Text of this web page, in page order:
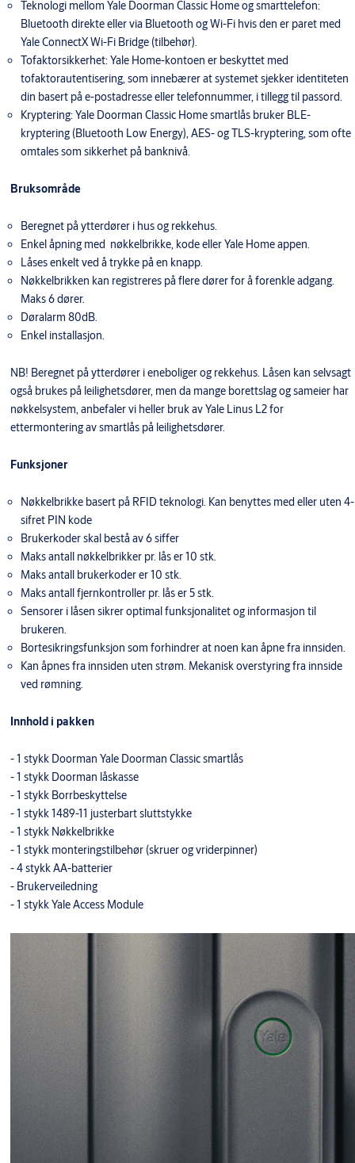
Teknologi mellom Yale Doorman Classic Home og smarttelefon:
Bluetooth direkte eller via Bluetooth og Wi-Fi hvis den er paret med
Yale ConnectX Wi-Fi Bridge (tilbehør).
Tofaktorsikkerhet: Yale Home-kontoen er beskyttet med
tofaktorautentisering, som innebærer at systemet sjekker identiteten
din basert på e-postadresse eller telefonnummer, i tillegg til passord.
Kryptering: Yale Doorman Classic Home smartlås bruker BLE-
kryptering (Bluetooth Low Energy), AES- og TLS-kryptering, som ofte
omtales som sikkerhet på banknivå.
Bruksområde
Beregnet på ytterdører i hus og rekkehus.
Enkel åpning med nøkkelbrikke, kode eller Yale Home appen.
Låses enkelt ved å trykke på en knapp.
Nøkkelbrikken kan registreres på flere dører for å forenkle adgang.
Maks 6 dører.
Døralarm 80dB.
Enkel installasjon.
NB! Beregnet på ytterdører i eneboliger og rekkehus. Låsen kan selvsagt
også brukes på leilighetsdører, men da mange borettslag og sameier har
nøkkelsystem, anbefaler vi heller bruk av Yale Linus L2 for
ettermontering av smartlås på leilighetsdører.
Funksjoner
Nøkkelbrikke basert på RFID teknologi. Kan benyttes med eller uten 4-
sifret PIN kode
Brukerkoder skal bestå av 6 siffer
Maks antall nøkkelbrikker pr. lås er 10 stk.
Maks antall brukerkoder er 10 stk.
Maks antall fjernkontroller pr. lås er 5 stk.
Sensorer i låsen sikrer optimal funksjonalitet og informasjon til
brukeren.
Bortesikringsfunksjon som forhindrer at noen kan åpne fra innsiden.
Kan åpnes fra innsiden uten strøm. Mekanisk overstyring fra innside
ved rømning.
Innhold i pakken
- 1 stykk Doorman Yale Doorman Classic smartlås
- 1 stykk Doorman låskasse
- 1 stykk Borrbeskyttelse
- 1 stykk 1489-11 justerbart sluttstykke
- 1 stykk Nøkkelbrikke
- 1 stykk monteringstilbehør (skruer og vriderpinner)
- 4 stykk AA-batterier
- Brukerveiledning
- 1 stykk Yale Access Module